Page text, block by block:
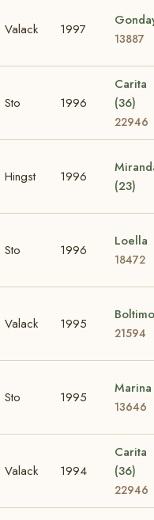
Valack 1997
13887
Sto 1996
Carita
(36)
22946
Hingst 1996
(23)
Sto 1996
Loella
18472
Valack 1995
21594
Sto 1995
Marina
13646
Valack 1994
Carita
(36)
22946